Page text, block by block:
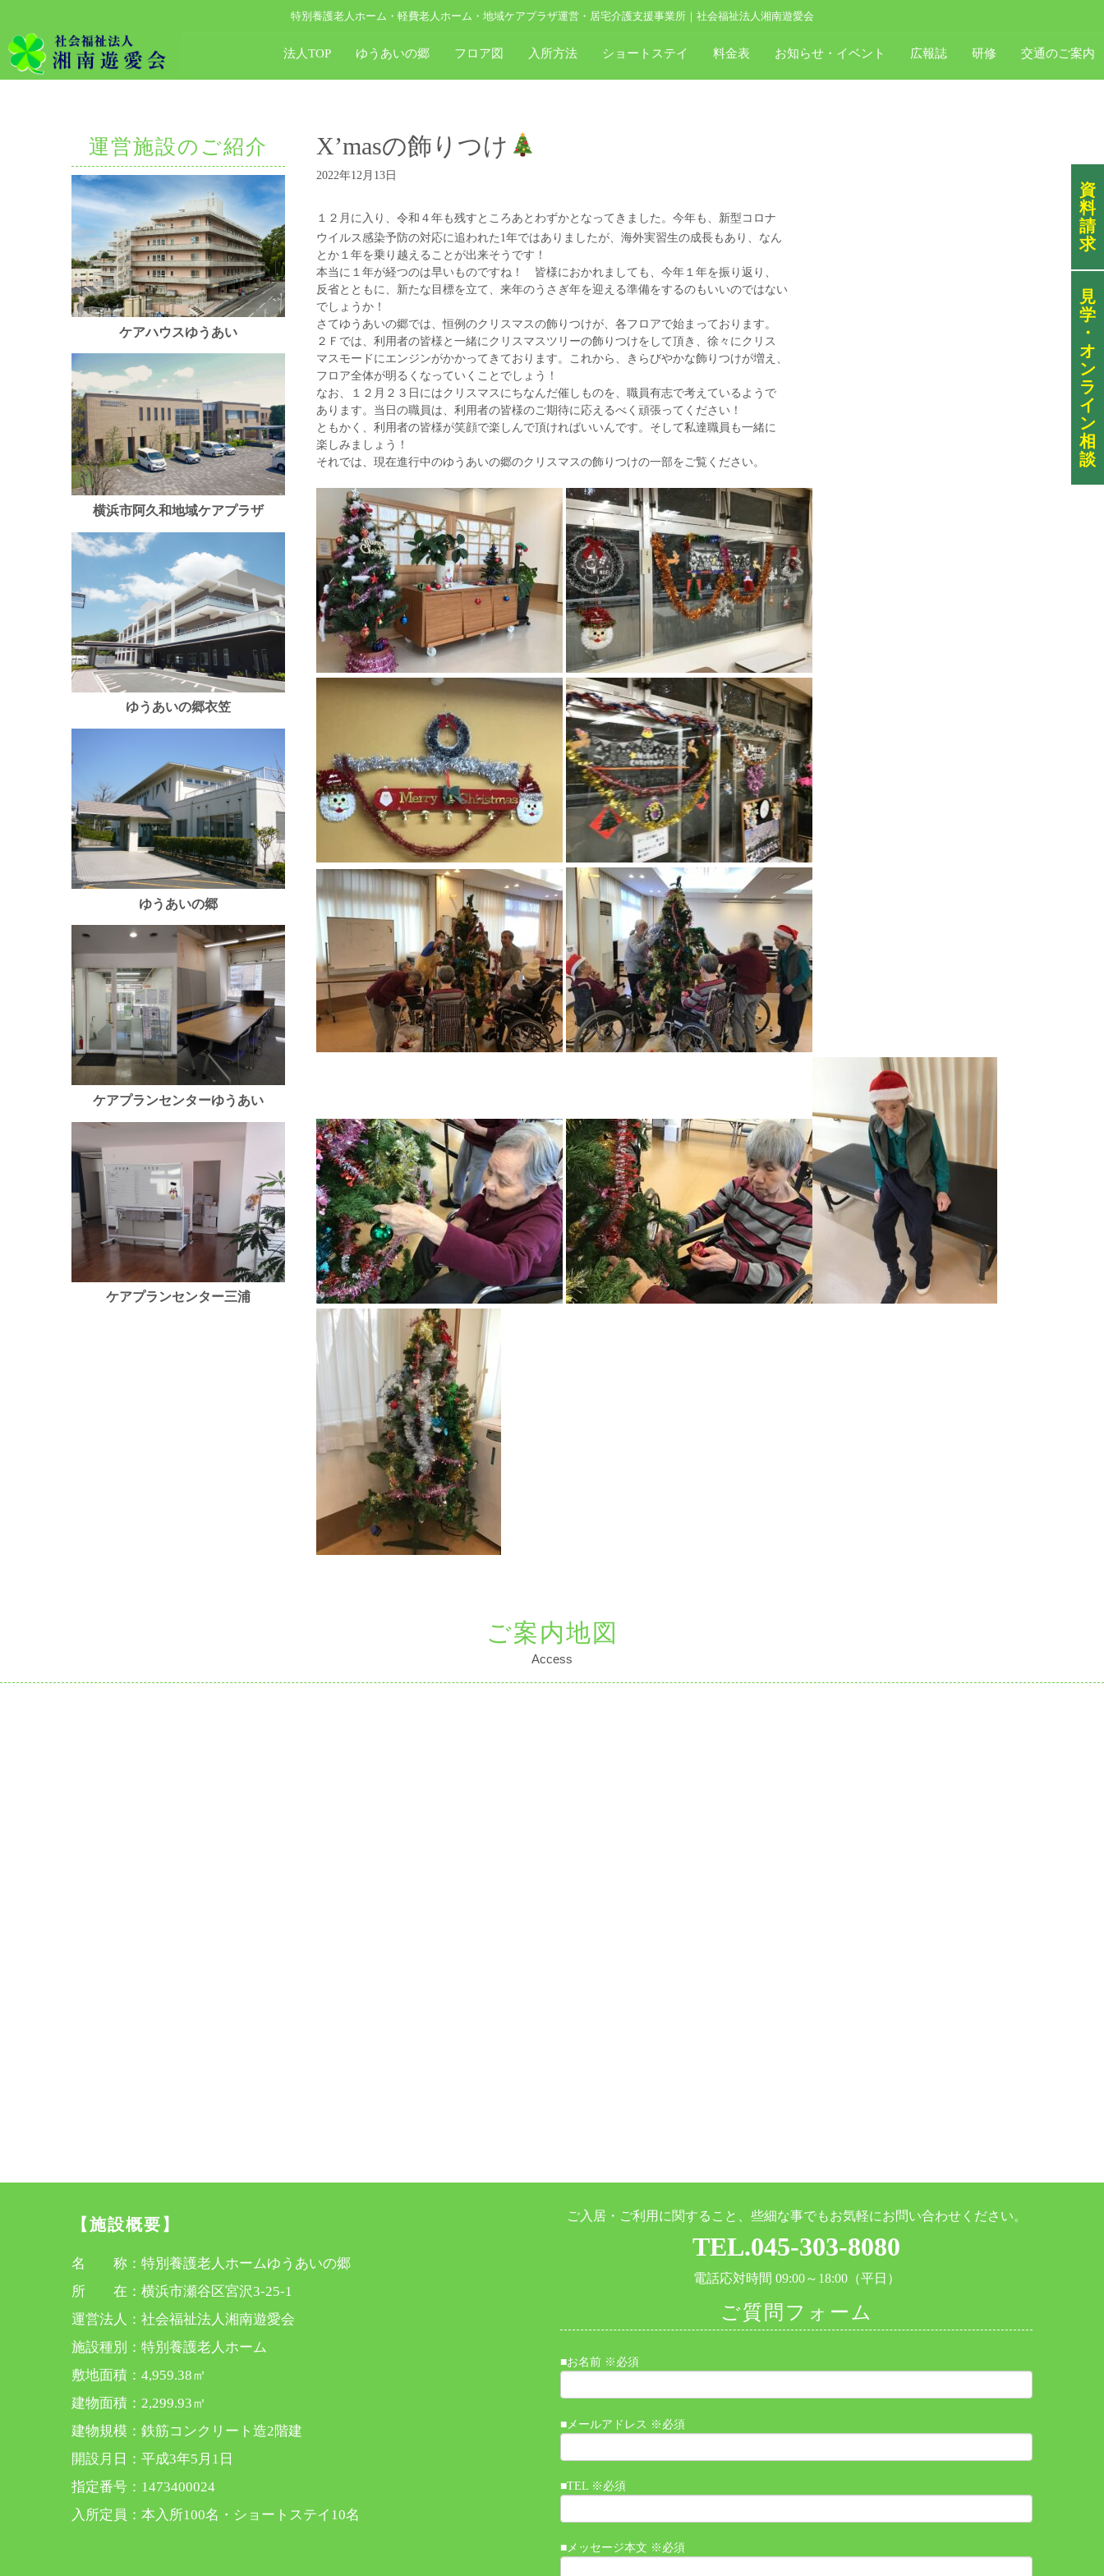
特別養護老人ホーム・軽費老人ホーム・地域ケアプラザ運営・居宅介護支援事業所｜社会福祉法人湘南遊愛会
法人TOP ゆうあいの郷 フロア図 入所方法 ショートステイ 料金表 お知らせ・イベント 広報誌 研修 交通のご案内
資
料
請
求
見
学
・
オ
ン
ラ
イ
ン
相
談
X’masの飾りつけ
2022年12月13日
１２月に入り、令和４年も残すところあとわずかとなってきました。今年も、新型コロナ
ウイルス感染予防の対応に追われた1年ではありましたが、海外実習生の成長もあり、なん
とか１年を乗り越えることが出来そうです！
本当に１年が経つのは早いものですね！ 皆様におかれましても、今年１年を振り返り、
反省とともに、新たな目標を立て、来年のうさぎ年を迎える準備をするのもいいのではない
でしょうか！
さてゆうあいの郷では、恒例のクリスマスの飾りつけが、各フロアで始まっております。
２Ｆでは、利用者の皆様と一緒にクリスマスツリーの飾りつけをして頂き、徐々にクリス
マスモードにエンジンがかかってきております。これから、きらびやかな飾りつけが増え、
フロア全体が明るくなっていくことでしょう！
なお、１２月２３日にはクリスマスにちなんだ催しものを、職員有志で考えているようで
あります。当日の職員は、利用者の皆様のご期待に応えるべく頑張ってください！
ともかく、利用者の皆様が笑顔で楽しんで頂ければいいんです。そして私達職員も一緒に
楽しみましょう！
それでは、現在進行中のゆうあいの郷のクリスマスの飾りつけの一部をご覧ください。
運営施設のご紹介
ケアハウスゆうあい
横浜市阿久和地域ケアプラザ
ゆうあいの郷衣笠
ゆうあいの郷
ケアプランセンターゆうあい
ケアプランセンター三浦
ご案内地図
Access
【施設概要】
名 称：特別養護老人ホームゆうあいの郷
所 在：横浜市瀬谷区宮沢3-25-1
運営法人：社会福祉法人湘南遊愛会
施設種別：特別養護老人ホーム
敷地面積：4,959.38㎡
建物面積：2,299.93㎡
建物規模：鉄筋コンクリート造2階建
開設月日：平成3年5月1日
指定番号：1473400024
入所定員：本入所100名・ショートステイ10名
ご入居・ご利用に関すること、些細な事でもお気軽にお問い合わせください。
TEL.045-303-8080
電話応対時間 09:00～18:00（平日）
ご質問フォーム
■お名前 ※必須
■メールアドレス ※必須
■TEL ※必須
■メッセージ本文 ※必須